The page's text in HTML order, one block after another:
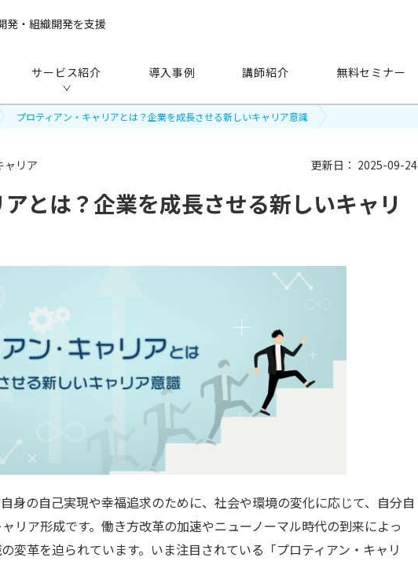
発・組織開発を支援
サービス紹介
研修（講師派遣）
通信教育
書籍・著者講演
公開セミナー
映像教材・研修教材
コンサルティング
資格試験・検定試験
導入事例 講師紹介 無料セミナー
プロティアン・キャリアとは？企業を成長させる新しいキャリア意識
ャリア 更新日： 2025-09-24
とは？企業を成長させる新しいキャリ
身の自己実現や幸福追求のために、社会や環境の変化に応じて、自分自
リア形成です。働き方改革の加速やニューノーマル時代の到来によっ
変革を迫られています。いま注目されている「プロティアン・キャリ